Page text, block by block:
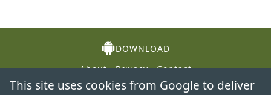
DOWNLOAD
About
Privacy Contact
This site uses cookies from Google to deliver